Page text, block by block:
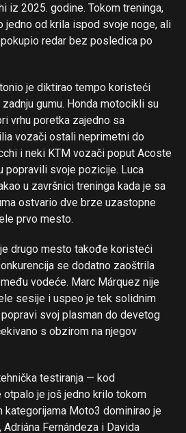
iz 2025. godine. Tokom treninga,
jedno od krila ispod svoje noge, ali
redar bez posledica po
je diktirao tempo koristeći
gumu. Honda motocikli su
vrhu poretka zajedno sa
vozači ostali neprimetni do
i neki KTM vozači poput Acoste
popravili svoje pozicije. Luca
u završnici treninga kada je sa
ostvario dve brze uzastopne
prvo mesto.
drugo mesto takođe koristeći
se dodatno zaoštrila
vodeće. Marc Márquez nije
sesije i uspeo je tek solidnim
svoj plasman do devetog
s obzirom na njegov
testiranja — kod
je još jedno krilo tokom
kategorijama Moto3 dominirao je
Fernándeza i Davida